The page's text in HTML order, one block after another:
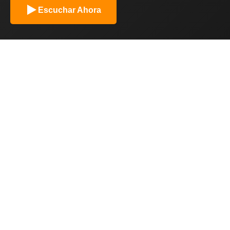
Escuchar Ahora